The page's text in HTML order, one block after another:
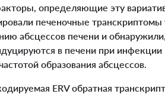
определяющие эту
печеночные
абсцессов печени и
в печени при инфекции
образования абсцессов.
ERV обратная